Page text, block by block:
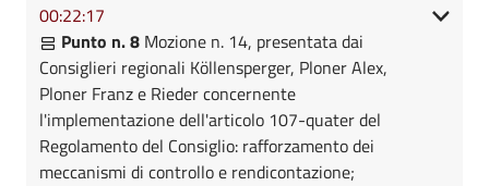
00:22:17
Punto n. 8 Mozione n. 14, presentata dai
Consiglieri regionali Köllensperger, Ploner Alex,
Ploner Franz e Rieder concernente
l'implementazione dell'articolo 107-quater del
Regolamento del Consiglio: rafforzamento dei
meccanismi di controllo e rendicontazione;